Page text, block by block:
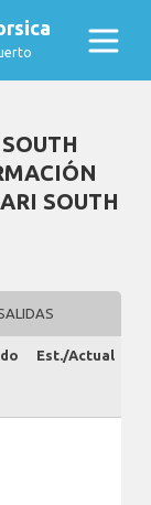
SOUTH
Est./Actual